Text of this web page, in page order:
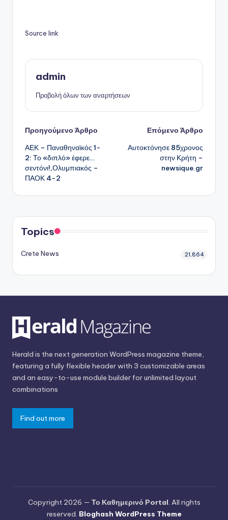
Source link
admin
Προβολή όλων των αναρτήσεων
Πλοήγηση
δημοσιεύσεων
Προηγούμενο Άρθρο
ΑΕΚ – Παναθηναϊκός 1-
2: Το «διπλό» έφερε…
σεντόνι!,Ολυμπιακός –
ΠΑΟΚ 4-2
Επόμενο Άρθρο
Αυτοκτόνησε 85χρονος
στην Κρήτη –
newsique.gr
Topics
Crete News 21,864
Herald is the next generation WordPress magazine theme,
featuring a fully flexible header with 3 customizable areas
and an easy-to-use module builder for unlimited layout
combinations
Find out more
Copyright 2026 — Το Καθημερινό Portal. All rights
reserved. Bloghash WordPress Theme